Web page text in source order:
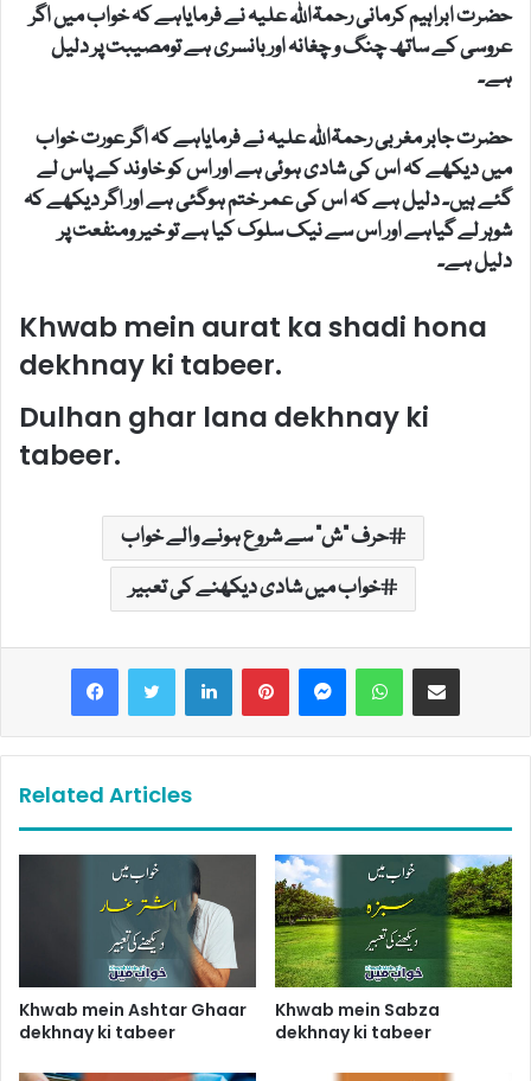
حضرت ابراہیم کرمانی رحمۃاللہ علیہ نے فرمایاہے کہ خواب میں اگر
عروسی کے ساتھ چنگ و چغانہ اور بانسری ہے تومصیبت پر دلیل
ہے۔
حضرت جابر مغربی رحمۃاللہ علیہ نے فرمایاہے کہ اگر عورت خواب
میں دیکھے کہ اس کی شادی ہوئی ہے اور اس کو خاوند کے پاس لے
گئے ہیں۔ دلیل ہے کہ اس کی عمر ختم ہوگئی ہے اور اگر دیکھے کہ
شوہر لے گیاہے اور اس سے نیک سلوک کیا ہے تو خیر ومنفعت پر
دلیل ہے۔
Khwab mein aurat ka shadi hona
dekhnay ki tabeer.
Dulhan ghar lana dekhnay ki
tabeer.
حرف "ش" سے شروع ہونے والے خواب
خواب میں شادی دیکھنے کی تعبیر
LinkedInPinterestMessengerWhatsAppShare via Email
Related Articles
Khwab mein Ashtar Ghaar
dekhnay ki tabeer
Khwab mein Sabza
dekhnay ki tabeer